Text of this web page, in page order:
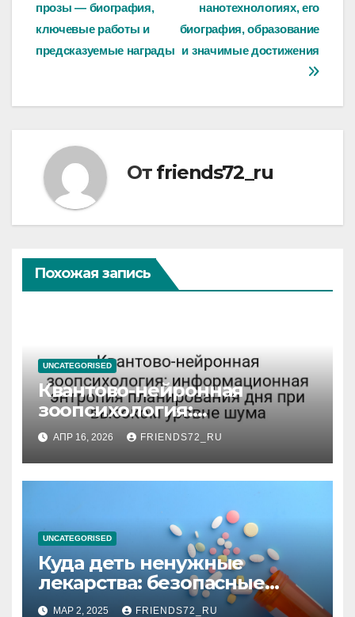
нанотехнологиях, его
биография, образование
и значимые достижения
прозы — биография,
ключевые работы и
предсказуемые награды
От friends72_ru
Похожая запись
UNCATEGORISED
Квантово-нейронная
зоопсихология:
информационная энтропия
планирования дня при
высоком уровне шума
АПР 16, 2026 FRIENDS72_RU
UNCATEGORISED
Куда деть ненужные
лекарства: безопасные
способы утилизации
МАР 2, 2025 FRIENDS72_RU